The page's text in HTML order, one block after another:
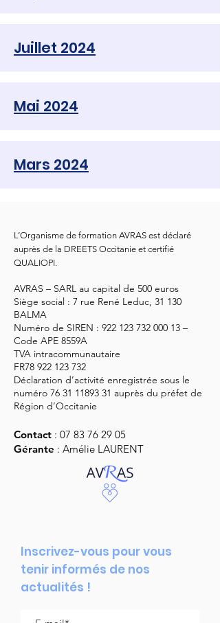
Juillet 2024
Mai 2024
Mars 2024
L’Organisme de formation AVRAS est déclaré
auprès de la DREETS Occitanie et certifié
QUALIOPI.
AVRAS – SARL au capital de 500 euros
Siège social : 7 rue René Leduc, 31 130
BALMA
Numéro de SIREN : 922 123 732 000 13 –
Code APE 8559A
TVA intracommunautaire
FR78 922 123 732
Déclaration d’activité enregistrée sous le
numéro 76 31 11893 31 auprès du préfet de
Région d’Occitanie
Contact : 07 83 76 29 05
Gérante : Amélie LAURENT
Inscrivez-vous pour vous
tenir informés de nos
actualités !